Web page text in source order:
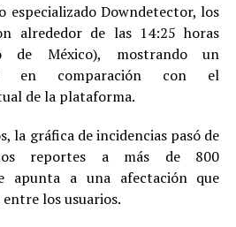
especializado Downdetector, los
alrededor de las 14:25 horas
de México), mostrando un
en comparación con el
de la plataforma.
la gráfica de incidencias pasó de
reportes a más de 800
apunta a una afectación que
los usuarios.